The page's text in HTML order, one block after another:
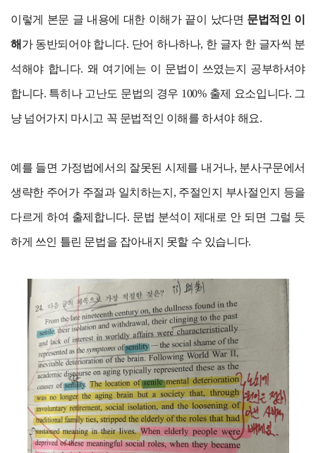
이렇게 본문 글 내용에 대한 이해가 끝이 났다면 문법적인 이
해 가 동반되어야 합니다. 단어 하나하나, 한 글자 한 글자씩 분
석해야 합니다. 왜 여기에는 이 문법이 쓰였는지 공부하셔야
합니다. 특히나 고난도 문법의 경우 100% 출제 요소입니다. 그
냥 넘어가지 마시고 꼭 문법적인 이해를 하셔야 해요.
예를 들면 가정법에서의 잘못된 시제를 내거나, 분사구문에서
생략한 주어가 주절과 일치하는지, 주절인지 부사절인지 등을
다르게 하여 출제합니다. 문법 분석이 제대로 안 되면 그럴 듯
하게 쓰인 틀린 문법을 잡아내지 못할 수 있습니다.